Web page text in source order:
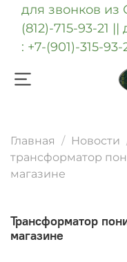
для звонков из
(812)-715-93-21
: +7-(901)-315-93-
Главная
Новости
трансформатор
магазине
трансформатор понижающий в интернет-
магазине